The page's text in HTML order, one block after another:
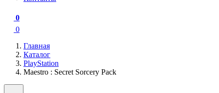
0
0
Главная
Каталог
PlayStation
Maestro : Secret Sorcery Pack